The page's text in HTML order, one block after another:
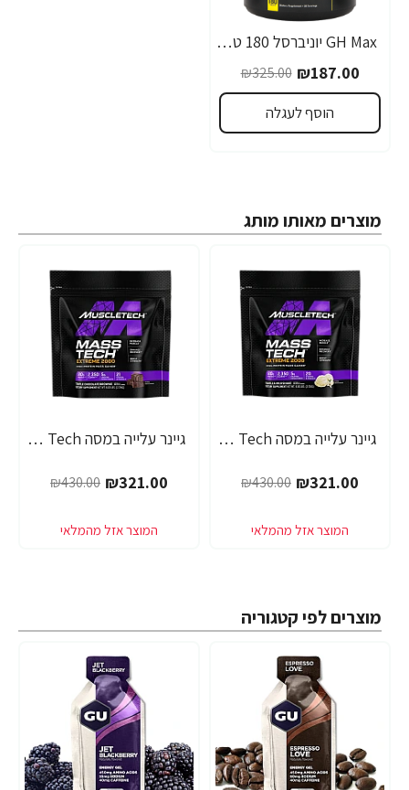
-42%
GH Max יוניברסל 180 טבליות - מבית Universal Nutrition
₪187.00
₪325.00
הוסף לעגלה
מוצרים מאותו מותג
-25% גיינר עלייה במסה Mass Tech אקסטרים 2000 מילקשייק וניל - 2.72 ק"ג - מבית MuscleTech
₪321.00
₪430.00
-25% גיינר עלייה במסה Mass Tech אקסטרים 2000 שוקולד - 2.72 ק"ג - מבית MuscleTech
₪321.00
₪430.00
מוצרים לפי קטגוריה